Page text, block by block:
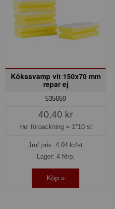
Kökssvamp vit 150x70 mm
repar ej
535659
40,40 kr
Hel förpackning = 1*10 st
Jmf.pris: 4,04 kr/st
Lager: 4 förp.
Köp »